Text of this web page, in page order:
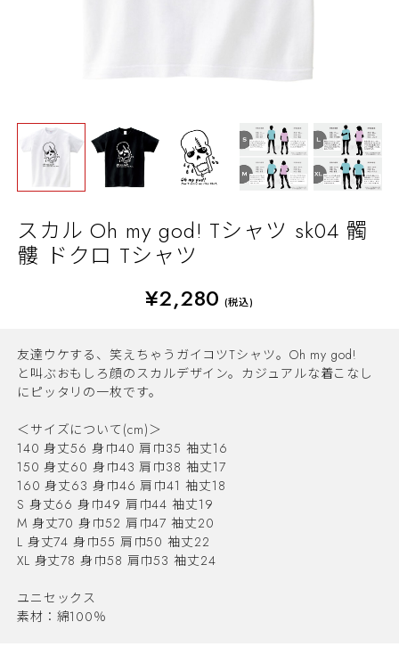
スカル Oh my god! Tシャツ sk04 髑
髏 ドクロ Tシャツ
¥2,280 (税込)
友達ウケする、笑えちゃうガイコツTシャツ。Oh my god!
と叫ぶおもしろ顔のスカルデザイン。カジュアルな着こなし
にピッタリの一枚です。
＜サイズについて(cm)＞
140 身丈56 身巾40 肩巾35 袖丈16
150 身丈60 身巾43 肩巾38 袖丈17
160 身丈63 身巾46 肩巾41 袖丈18
S 身丈66 身巾49 肩巾44 袖丈19
M 身丈70 身巾52 肩巾47 袖丈20
L 身丈74 身巾55 肩巾50 袖丈22
XL 身丈78 身巾58 肩巾53 袖丈24
ユニセックス
素材：綿100％